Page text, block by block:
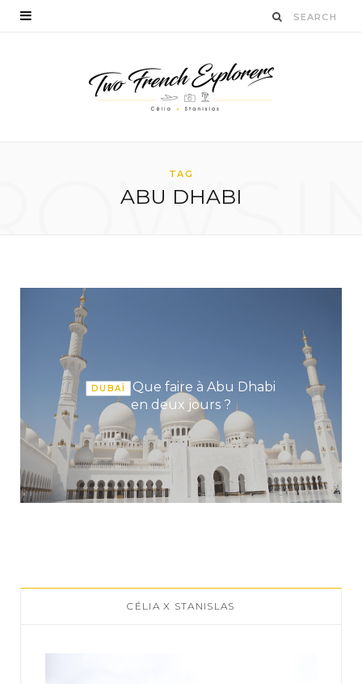
TAG
ABU DHABI
DUBAÏ
Que faire à Abu Dhabi
en deux jours ?
CÉLIA X STANISLAS